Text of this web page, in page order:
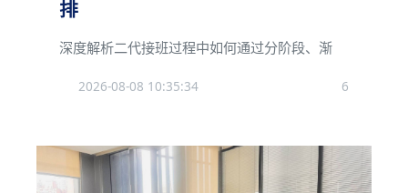
排
深度解析二代接班过程中如何通过分阶段、渐
2026-08-08 10:35:34 6